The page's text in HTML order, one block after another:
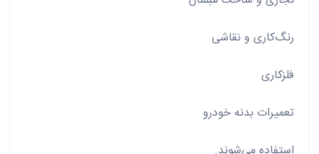
رنگ‌کاری و نقاشی
فلزکاری
تعمیرات بدنه خودرو